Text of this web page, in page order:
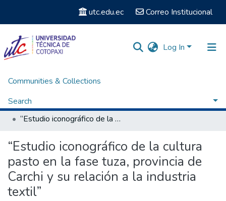
utc.edu.ec Correo Institucional
Log In
Communities & Collections
Search
Statistics
Home
Titulación - Licenciatura en Diseño Gráfico
“Estudio iconográfico de la cultura pasto en la fase tuza, provincia de Carchi y su relación a la industria textil”
“Estudio iconográfico de la cultura
pasto en la fase tuza, provincia de
Carchi y su relación a la industria
textil”